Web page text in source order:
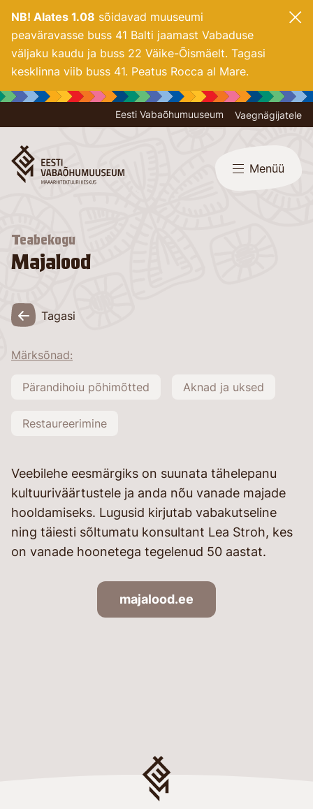
NB! Alates 1.08 sõidavad muuseumi
peaväravasse buss 41 Balti jaamast Vabaduse
väljaku kaudu ja buss 22 Väike-Õismäelt. Tagasi
kesklinna viib buss 41. Peatus Rocca al Mare.
Eesti Vabaõhumuuseum Vaegnägijatele
Menüü
Teabekogu
Majalood
Tagasi
Märksõnad:
Pärandihoiu põhimõtted Aknad ja uksed
Restaureerimine
Veebilehe eesmärgiks on suunata tähelepanu
kultuuriväärtustele ja anda nõu vanade majade
hooldamiseks. Lugusid kirjutab vabakutseline
ning täiesti sõltumatu konsultant Lea Stroh, kes
on vanade hoonetega tegelenud 50 aastat.
majalood.ee